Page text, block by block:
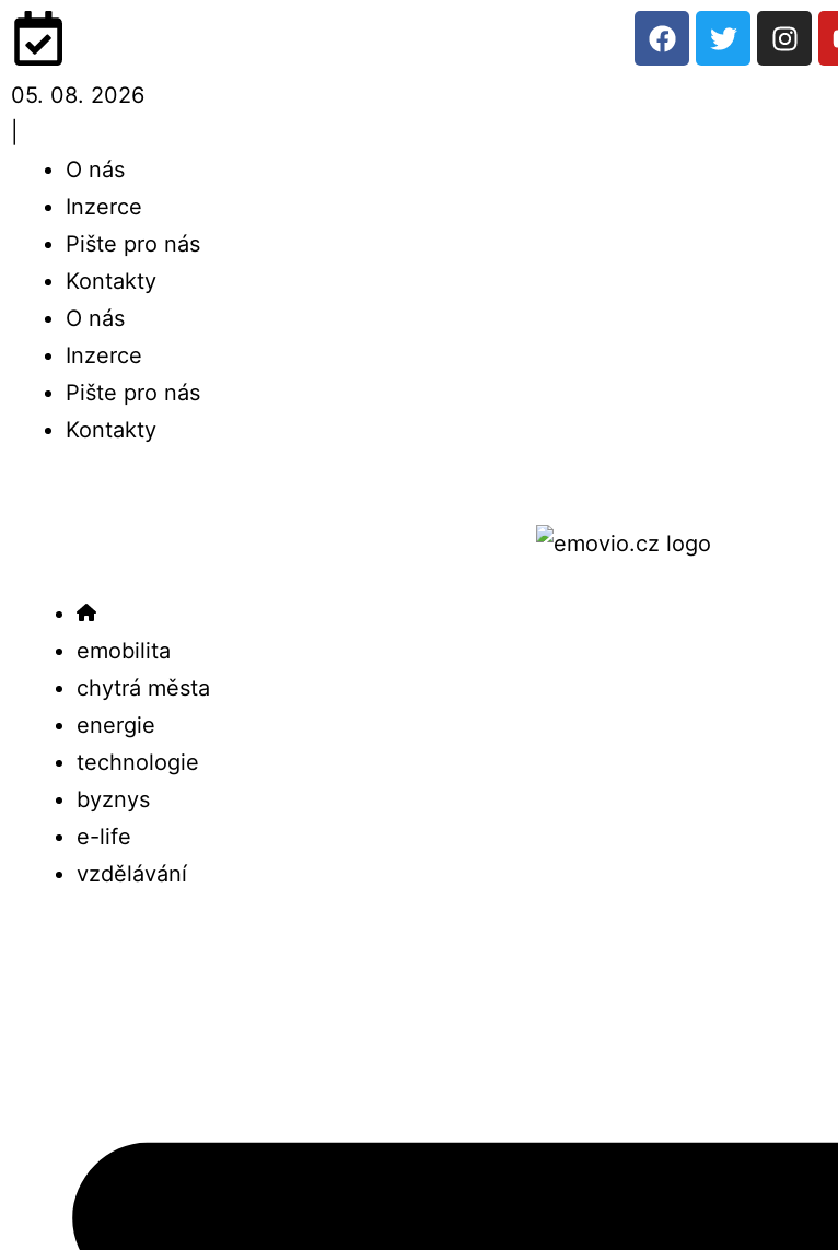
05. 08. 2026
O nás
Inzerce
Pište pro nás
Kontakty
O nás
Inzerce
Pište pro nás
Kontakty
emobilita
chytrá města
energie
technologie
byznys
e-life
vzdělávání